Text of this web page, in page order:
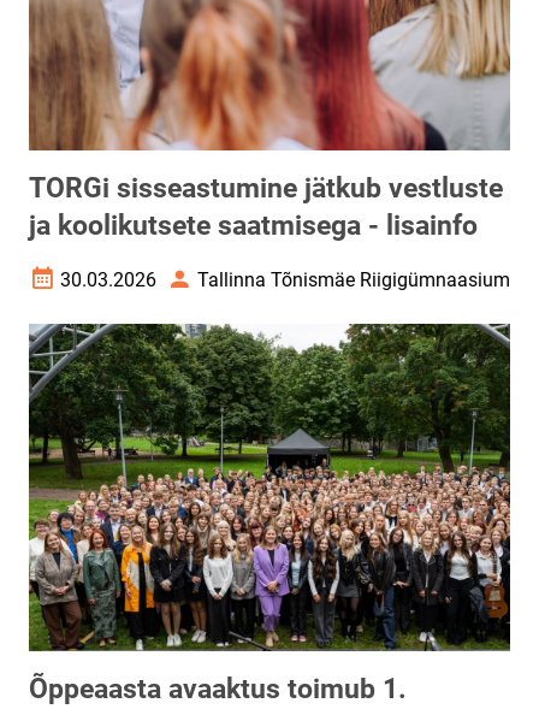
TORGi sisseastumine jätkub vestluste
ja koolikutsete saatmisega - lisainfo
Loomise kuupäev
30.03.2026 AutorTallinna Tõnismäe Riigigümnaasium
Õppeaasta avaaktus toimub 1.